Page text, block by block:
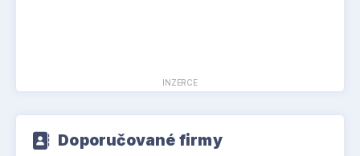
INZERCE
Doporučované firmy